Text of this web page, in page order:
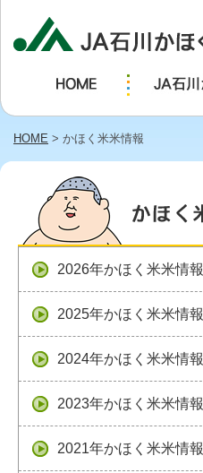
HOME > かほく米米情報
2026年かほく米米情報
2025年かほく米米情報
2024年かほく米米情報
2023年かほく米米情報
2021年かほく米米情報